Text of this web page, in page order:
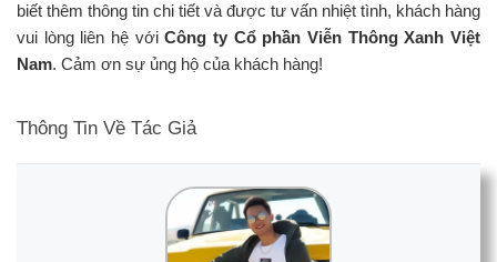
biết thêm thông tin chi tiết và được tư vấn nhiệt tình, khách hàng
vui lòng liên hệ vớiCông ty Cổ phần Viễn Thông Xanh Việt
Nam. Cảm ơn sự ủng hộ của khách hàng!
Thông Tin Về Tác Giả